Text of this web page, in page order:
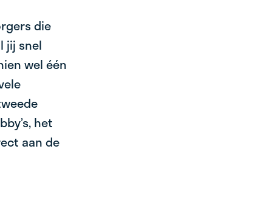
die
jij snel
wel één
het
aan de